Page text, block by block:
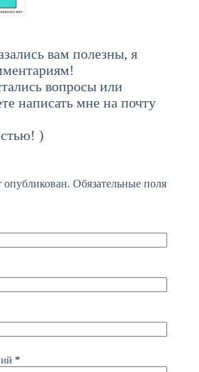
вам полезны, я
вопросы или
написать мне на почту
)
опубликован. Обязательные поля
*